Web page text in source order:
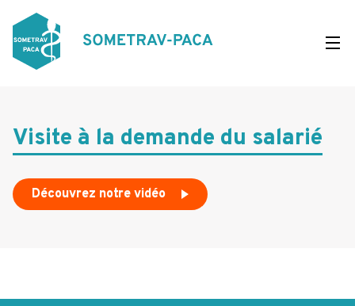
au
contenu
principal
Visite à la demande du salarié
Découvrez notre vidéo